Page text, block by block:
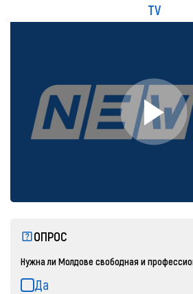
TV
ОПРОС
Нужна ли Молдове свободная и
Да